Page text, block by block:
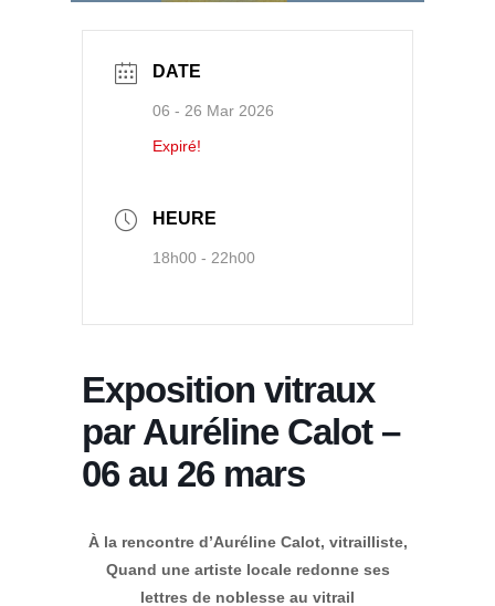
DATE
06 - 26 Mar 2026
Expiré!
HEURE
18h00 - 22h00
Exposition vitraux
par Auréline Calot –
06 au 26 mars
À la rencontre d’Auréline Calot, vitrailliste,
Quand une artiste locale redonne ses
lettres de noblesse au vitrail